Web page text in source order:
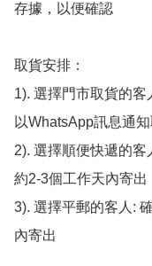
存據，以便確認
取貨安排：
1). 選擇門市取貨的
以WhatsApp訊息通
2). 選擇順便快遞的
約2-3個工作天內寄出
3). 選擇平郵的客人:
內寄出